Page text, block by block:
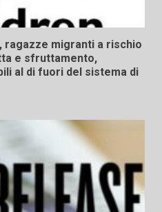
ragazze migranti a rischio
e sfruttamento,
al di fuori del sistema di